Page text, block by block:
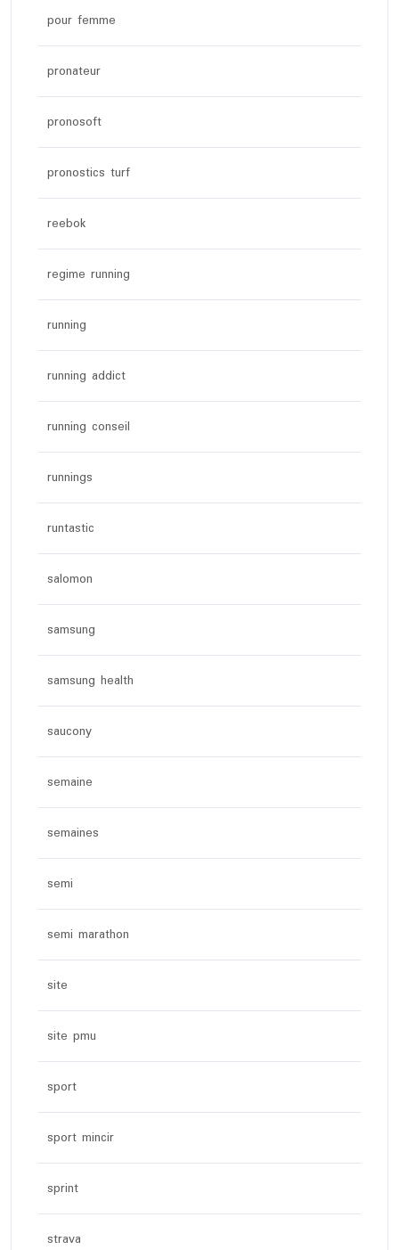
pour femme
pronateur
pronosoft
pronostics turf
reebok
regime running
running
running addict
running conseil
runnings
runtastic
salomon
samsung
samsung health
saucony
semaine
semaines
semi
semi marathon
site
site pmu
sport
sport mincir
sprint
strava